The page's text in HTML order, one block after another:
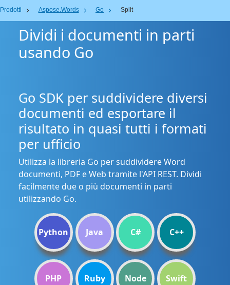
Prodotti Aspose.Words Go Split
Dividi i documenti in parti
usando Go
Go SDK per suddividere diversi
documenti ed esportare il
risultato in quasi tutti i formati
per ufficio
Utilizza la libreria Go per suddividere Word
documenti, PDF e Web tramite l'API REST. Dividi
facilmente due o più documenti in parti
utilizzando Go.
Python Java C# C++
PHP Ruby Node Swift